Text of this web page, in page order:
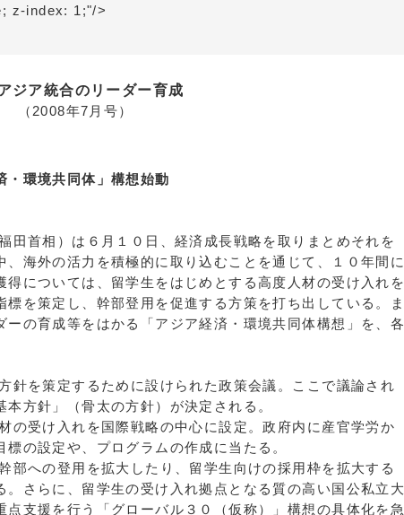
z-index: 1;"/>
ジア統合のリーダー育成
（2008年7月号）
環境共同体」構想始動
首相）は６月１０日、経済成長戦略を取りまとめそれを
海外の活力を積極的に取り込むことを通じて、１０年間に
については、留学生をはじめとする高度人材の受け入れを
を策定し、幹部登用を促進する方策を打ち出している。ま
ーの育成等をはかる「アジア経済・環境共同体構想」を、各
を策定するために設けられた政策会議。ここで議論され
方針」（骨太の方針）が決定される。
受け入れを国際戦略の中心に設定。政府内に産官学労か
の設定や、プログラムの作成に当たる。
への登用を拡大したり、留学生向けの採用枠を拡大する
。さらに、留学生の受け入れ拠点となる質の高い国公私立大
支援を行う「グローバル３０（仮称）」構想の具体化を急